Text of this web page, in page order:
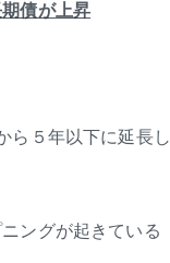
債が上昇
ら５年以下に延長し
ングが起きている